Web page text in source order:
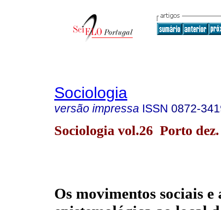
Sociologia
versão impressa ISSN 0872-
Sociologia vol.26 Porto dez.
Os movimentos sociais